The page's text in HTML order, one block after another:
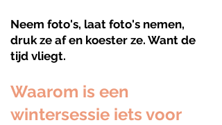
Neem foto's, laat foto's nemen,
druk ze af en koester ze. Want de
tijd vliegt.
Waarom is een
wintersessie iets voor